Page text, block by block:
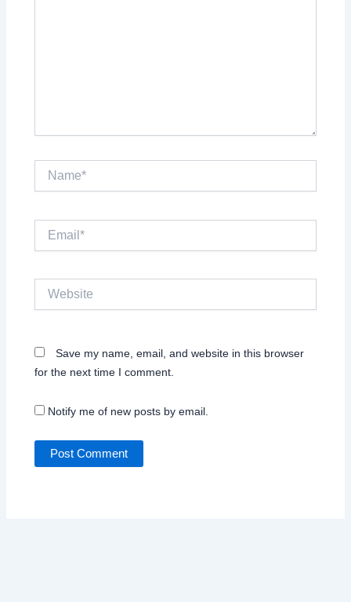
Name*
Website
Save my name, email, and website in this browser
for the next time I comment.
Notify me of new posts by email.